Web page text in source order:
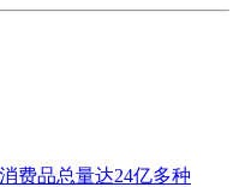
费品总量达24亿多种